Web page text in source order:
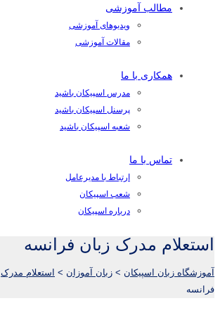
مطالب آموزشی
ویدیوهای آموزشی
مقالات آموزشی
همکاری با ما
مدرس اسپیکان باشید
پرسنل اسپیکان باشید
شعبه اسپیکان باشید
تماس با ما
ارتباط با مدیرعامل
شعب اسپیکان
درباره اسپیکان
استعلام مدرک زبان فرانسه
آموزشگاه زبان اسپیکان > زبان آموزان > استعلام مدرک
فرانسه